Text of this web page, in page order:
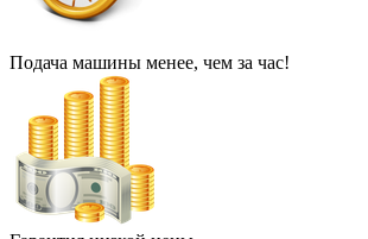
Подача машины менее, чем за час!